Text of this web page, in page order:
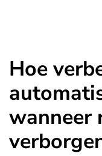
Hoe
wanneer